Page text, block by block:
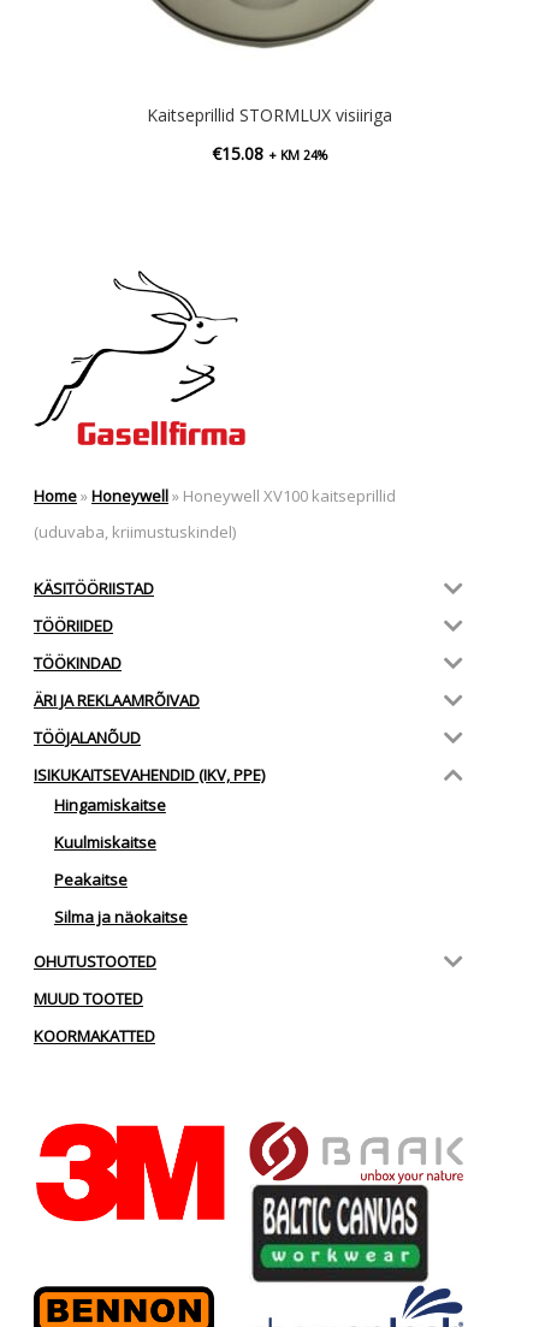
Kaitseprillid STORMLUX visiiriga
€15.08 + KM 24%
Home»Honeywell» Honeywell XV100 kaitseprillid
(uduvaba, kriimustuskindel)
KÄSITÖÖRIISTAD
TÖÖRIIDED
TÖÖKINDAD
ÄRI JA REKLAAMRÕIVAD
TÖÖJALANÕUD
ISIKUKAITSEVAHENDID (IKV, PPE)
Hingamiskaitse
Kuulmiskaitse
Peakaitse
Silma ja näokaitse
OHUTUSTOOTED
MUUD TOOTED
KOORMAKATTED